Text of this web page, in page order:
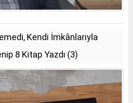
Kendi İmkânlarıyla
8 Kitap Yazdı (3)